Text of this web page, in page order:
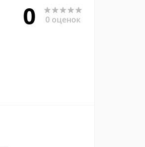
0 0 оценок